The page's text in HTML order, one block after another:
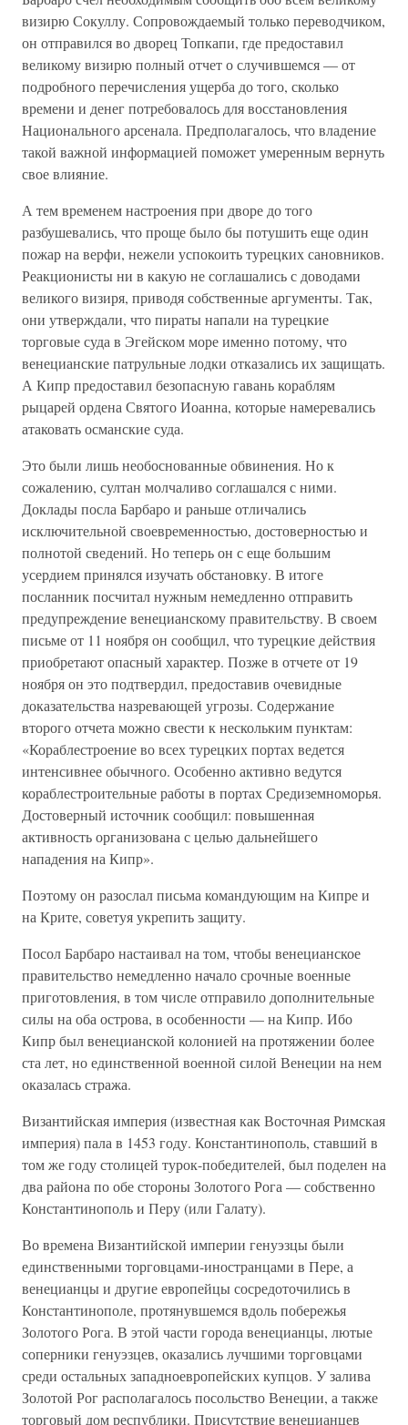
визирю Сокуллу. Сопровождаемый только переводчиком,
он отправился во дворец Топкапи, где предоставил
великому визирю полный отчет о случившемся — от
подробного перечисления ущерба до того, сколько
времени и денег потребовалось для восстановления
Национального арсенала. Предполагалось, что владение
такой важной информацией поможет умеренным вернуть
свое влияние.
А тем временем настроения при дворе до того
разбушевались, что проще было бы потушить еще один
пожар на верфи, нежели успокоить турецких сановников.
Реакционисты ни в какую не соглашались с доводами
великого визиря, приводя собственные аргументы. Так,
они утверждали, что пираты напали на турецкие
торговые суда в Эгейском море именно потому, что
венецианские патрульные лодки отказались их защищать.
А Кипр предоставил безопасную гавань кораблям
рыцарей ордена Святого Иоанна, которые намеревались
атаковать османские суда.
Это были лишь необоснованные обвинения. Но к
сожалению, султан молчаливо соглашался с ними.
Доклады посла Барбаро и раньше отличались
исключительной своевременностью, достоверностью и
полнотой сведений. Но теперь он с еще большим
усердием принялся изучать обстановку. В итоге
посланник посчитал нужным немедленно отправить
предупреждение венецианскому правительству. В своем
письме от 11 ноября он сообщил, что турецкие действия
приобретают опасный характер. Позже в отчете от 19
ноября он это подтвердил, предоставив очевидные
доказательства назревающей угрозы. Содержание
второго отчета можно свести к нескольким пунктам:
«Кораблестроение во всех турецких портах ведется
интенсивнее обычного. Особенно активно ведутся
кораблестроительные работы в портах Средиземноморья.
Достоверный источник сообщил: повышенная
активность организована с целью дальнейшего
нападения на Кипр».
Поэтому он разослал письма командующим на Кипре и
на Крите, советуя укрепить защиту.
Посол Барбаро настаивал на том, чтобы венецианское
правительство немедленно начало срочные военные
приготовления, в том числе отправило дополнительные
силы на оба острова, в особенности — на Кипр. Ибо
Кипр был венецианской колонией на протяжении более
ста лет, но единственной военной силой Венеции на нем
оказалась стража.
Византийская империя (известная как Восточная Римская
империя) пала в 1453 году. Константинополь, ставший в
том же году столицей турок-победителей, был поделен на
два района по обе стороны Золотого Рога — собственно
Константинополь и Перу (или Галату).
Во времена Византийской империи генуэзцы были
единственными торговцами-иностранцами в Пере, а
венецианцы и другие европейцы сосредоточились в
Константинополе, протянувшемся вдоль побережья
Золотого Рога. В этой части города венецианцы, лютые
соперники генуэзцев, оказались лучшими торговцами
среди остальных западноевропейских купцов. У залива
Золотой Рог располагалось посольство Венеции, а также
торговый дом республики. Присутствие венецианцев